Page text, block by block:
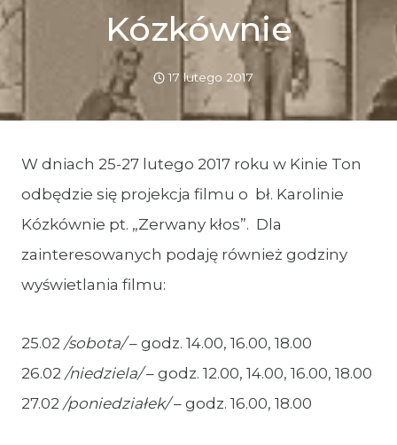
Kózkównie
17 lutego 2017
W dniach 25-27 lutego 2017 roku w Kinie Ton
odbędzie się projekcja filmu o bł. Karolinie
Kózkównie pt. „Zerwany kłos”. Dla
zainteresowanych podaję również godziny
wyświetlania filmu:
25.02 /sobota/– godz. 14.00, 16.00, 18.00
26.02 /niedziela/– godz. 12.00, 14.00, 16.00, 18.00
27.02 /poniedziałek/– godz. 16.00, 18.00